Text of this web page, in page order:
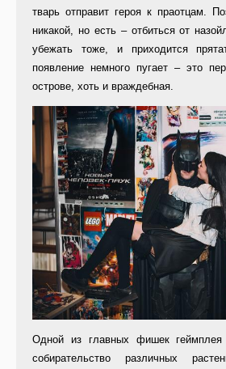
тварь отправит героя к праотцам.
никакой, но есть – отбиться от
убежать тоже, и приходится
появление немного пугает – это
острове, хоть и враждебная.
Одной из главных фишек
собирательство различных